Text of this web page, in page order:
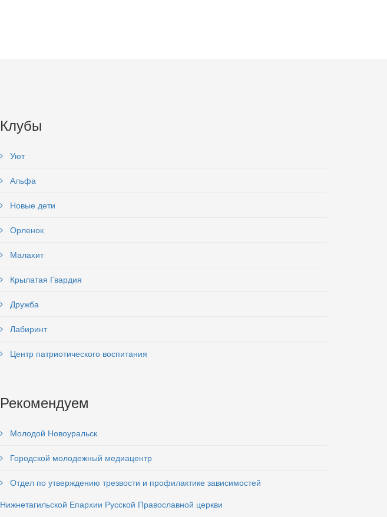
Клубы
Уют
Альфа
Новые дети
Орленок
Малахит
Крылатая Гвардия
Дружба
Лабиринт
Центр патриотического воспитания
Рекомендуем
Молодой Новоуральск
Городской молодежный медиацентр
Отдел по утверждению трезвости и профилактике зависимостей
Нижнетагильской Епархии Русской Православной церкви